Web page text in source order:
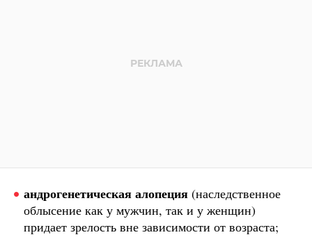
андрогенетическая алопеция (наследственное
облысение как у мужчин, так и у женщин)
придает зрелость вне зависимости от возраста;